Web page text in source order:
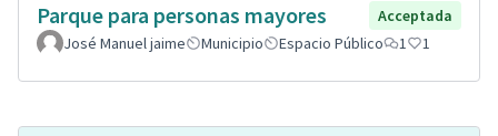
Parque para personas mayores
Acceptada
José Manuel jaime
Municipio Espacio Público 1 1